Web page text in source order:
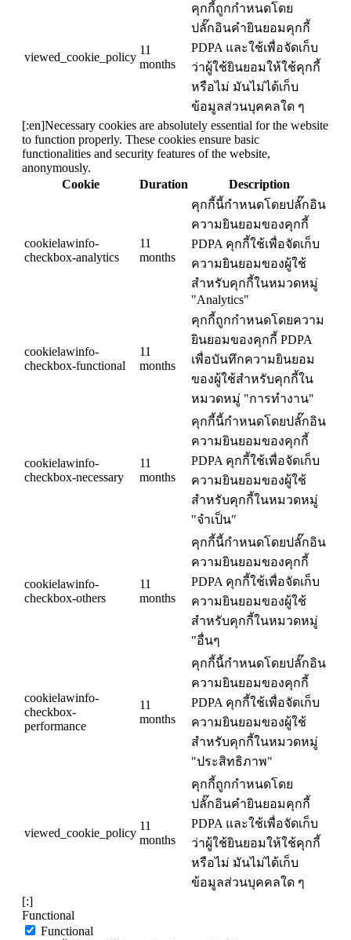
viewed_cookie_policy
11
months
คุกกี้ถูกกำหนดโดย
ปลั๊กอินคำยินยอมคุกกี้
PDPA และใช้เพื่อจัดเก็บ
ว่าผู้ใช้ยินยอมให้ใช้คุกกี้
หรือไม่ มันไม่ได้เก็บ
ข้อมูลส่วนบุคคลใด ๆ
[:en]Necessary cookies are absolutely essential for the website
to function properly. These cookies ensure basic
functionalities and security features of the website,
anonymously.
Cookie
Duration Description
cookielawinfo-
checkbox-analytics
11
months
คุกกี้นี้กำหนดโดยปลั๊กอิน
ความยินยอมของคุกกี้
PDPA คุกกี้ใช้เพื่อจัดเก็บ
ความยินยอมของผู้ใช้
สำหรับคุกกี้ในหมวดหมู่
"Analytics"
cookielawinfo-
checkbox-functional
11
months
คุกกี้ถูกกำหนดโดยความ
ยินยอมของคุกกี้ PDPA
เพื่อบันทึกความยินยอม
ของผู้ใช้สำหรับคุกกี้ใน
หมวดหมู่ "การทำงาน"
cookielawinfo-
checkbox-necessary
11
months
คุกกี้นี้กำหนดโดยปลั๊กอิน
ความยินยอมของคุกกี้
PDPA คุกกี้ใช้เพื่อจัดเก็บ
ความยินยอมของผู้ใช้
สำหรับคุกกี้ในหมวดหมู่
"จำเป็น"
cookielawinfo-
checkbox-others
11
months
คุกกี้นี้กำหนดโดยปลั๊กอิน
ความยินยอมของคุกกี้
PDPA คุกกี้ใช้เพื่อจัดเก็บ
ความยินยอมของผู้ใช้
สำหรับคุกกี้ในหมวดหมู่
"อื่นๆ
cookielawinfo-
checkbox-
performance
11
months
คุกกี้นี้กำหนดโดยปลั๊กอิน
ความยินยอมของคุกกี้
PDPA คุกกี้ใช้เพื่อจัดเก็บ
ความยินยอมของผู้ใช้
สำหรับคุกกี้ในหมวดหมู่
"ประสิทธิภาพ"
viewed_cookie_policy
11
months
คุกกี้ถูกกำหนดโดย
ปลั๊กอินคำยินยอมคุกกี้
PDPA และใช้เพื่อจัดเก็บ
ว่าผู้ใช้ยินยอมให้ใช้คุกกี้
หรือไม่ มันไม่ได้เก็บ
ข้อมูลส่วนบุคคลใด ๆ
[:]
Functional
Functional